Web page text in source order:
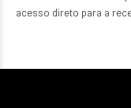
acesso direto para a